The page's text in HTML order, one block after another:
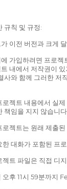
규칙 및 규정:
이전 버전과 크게
가입하려면 프로
내에서 저작권이
사와 함께 그러한 저
로젝트 내용에서 실
책임을 지지 않습니
로젝트는 원래 제출
한 대화가 포함된 프
젝트 파일은 직접 디
오후 11시 59분까지